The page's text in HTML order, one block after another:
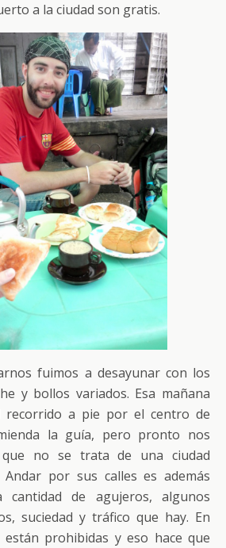
a la ciudad son gratis.
fuimos a desayunar con los
y bollos variados. Esa mañana
recorrido a pie por el centro de
la guía, pero pronto nos
no se trata de una ciudad
Andar por sus calles es además
de agujeros, algunos
suciedad y tráfico que hay. En
prohibidas y eso hace que